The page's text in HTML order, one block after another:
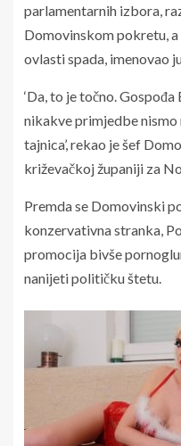
parlamentarnih izbora,
Domovinskom pokretu,
ovlasti spada, imenovao
‘Da, to je točno.
nikakve primjedbe nismo
tajnica’, rekao je šef
križevačkoj županiji za
Premda se Domovinski
konzervativna stranka,
promocija bivše
nanijeti političku štetu.